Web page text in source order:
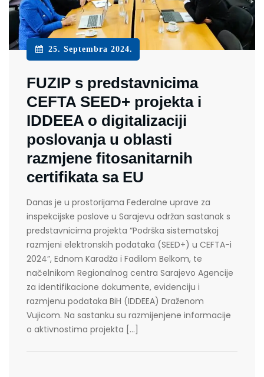
25. Septembra 2024.
FUZIP s predstavnicima
CEFTA SEED+ projekta i
IDDEEA o digitalizaciji
poslovanja u oblasti
razmjene fitosanitarnih
certifikata sa EU
Danas je u prostorijama Federalne uprave za
inspekcijske poslove u Sarajevu održan sastanak s
predstavnicima projekta “Podrška sistematskoj
razmjeni elektronskih podataka (SEED+) u CEFTA-i
2024”, Ednom Karadža i Fadilom Belkom, te
načelnikom Regionalnog centra Sarajevo Agencije
za identifikacione dokumente, evidenciju i
razmjenu podataka BiH (IDDEEA) Draženom
Vujicom. Na sastanku su razmijenjene informacije
o aktivnostima projekta […]